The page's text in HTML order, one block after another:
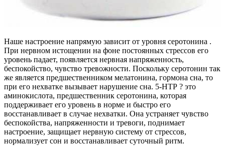
Наше настроение напрямую зависит от уровня серотонина .
При нервном истощении на фоне постоянных стрессов его
уровень падает, появляется нервная напряженность,
беспокойство, чувство тревожности. Поскольку серотонин так
же является предшественником мелатонина, гормона сна, то
при его нехватке вызывает нарушение сна. 5-НТР ? это
аминокислота, предшественник серотонина, которая
поддерживает его уровень в норме и быстро его
восстанавливает в случае нехватки. Она устраняет чувство
беспокойства, напряженности и тревоги, поднимает
настроение, защищает нервную систему от стрессов,
нормализует сон и восстанавливает суточный ритм.